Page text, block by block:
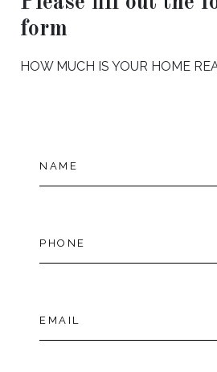
form
HOW MUCH IS YOUR HOME